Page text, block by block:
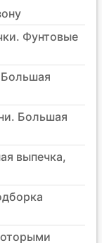
Фунтовые
Большая
Большая
выпечка,